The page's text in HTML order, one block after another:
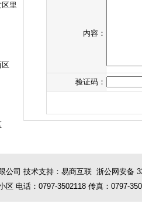
里
区
内容：
验证码：
公司 技术支持：易商互联 浙公网安备
区 电话：0797-3502118 传真：0797-